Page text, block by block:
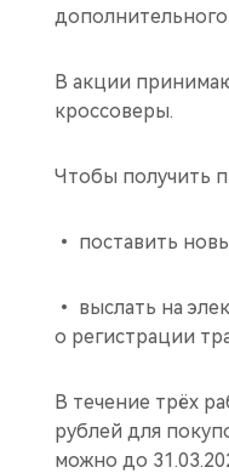
дополнительного
В акции
кроссоверы.
Чтобы получить
• поставить
• выслать на
о регистрации
В течение трёх
рублей для
можно до